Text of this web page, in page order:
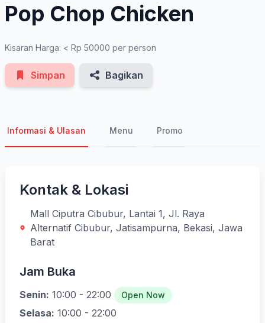
Pop Chop Chicken
Kisaran Harga: < Rp 50000 per person
Simpan Bagikan
Informasi & Ulasan Menu Promo
Kontak & Lokasi
Mall Ciputra Cibubur, Lantai 1, Jl. Raya
Alternatif Cibubur, Jatisampurna, Bekasi, Jawa
Barat
Jam Buka
Senin: 10:00 - 22:00 Open Now
Selasa: 10:00 - 22:00